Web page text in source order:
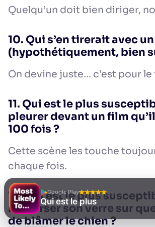
Quelqu’un doit bien diriger,
10. Qui s’en tirerait avec
(hypothétiquement, bien
On devine juste… c’est pour le
11. Qui est le plus
pleurer devant un film
100 fois ?
Cette scène les touche
chaque fois.
12. Qui est le plus
renverser son verre sur
de blâmer le chien ?
Google Play
Qui est le plus